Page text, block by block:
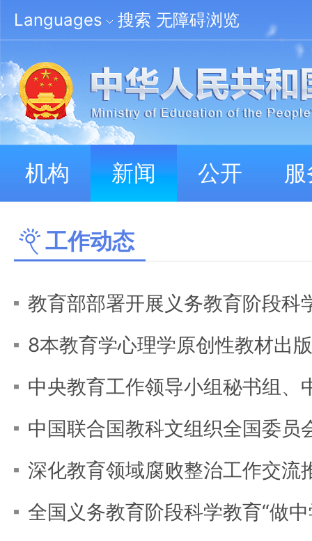
Languages 搜索 无障碍浏览
机构 新闻 公开
工作动态
8本教育学心理学原创性教材出版
深化教育领域腐败整治工作交流